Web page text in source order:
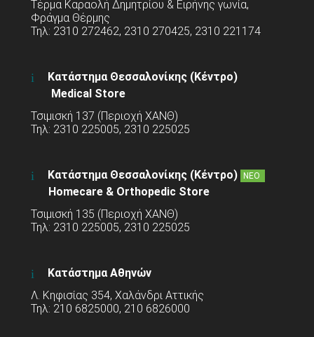
Τέρμα Καραολή Δημητρίου & Ειρήνης γωνία,
Φράγμα Θέρμης
Τηλ: 2310 272462, 2310 270425, 2310 221174
Κατάστημα Θεσσαλονίκης (Κέντρο)
Medical Store
Τσιμισκή 137 (Περιοχή ΧΑΝΘ)
Τηλ: 2310 225005, 2310 225025
Κατάστημα Θεσσαλονίκης (Κέντρο) ΝΕΟ
Homecare & Orthopedic Store
Τσιμισκή 135 (Περιοχή ΧΑΝΘ)
Τηλ: 2310 225005, 2310 225025
Κατάστημα Αθηνών
Λ. Κηφισίας 354, Χαλάνδρι Αττικής
Τηλ: 210 6825000, 210 6826000